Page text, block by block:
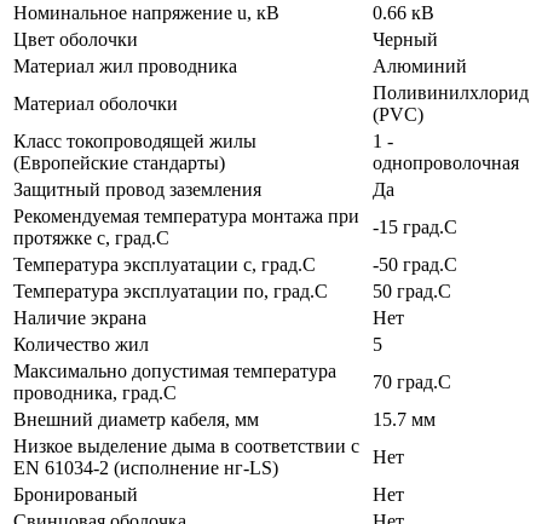
Номинальное напряжение u, кВ
0.66 кВ
Цвет оболочки
Черный
Материал жил проводника
Алюминий
Материал оболочки
Поливинилхлорид
(PVC)
Класс токопроводящей жилы
(Европейские стандарты)
1 -
однопроволочная
Защитный провод заземления
Да
Рекомендуемая температура монтажа при
протяжке с, град.C
-15 град.C
Температура эксплуатации с, град.C
-50 град.C
Температура эксплуатации по, град.C
50 град.C
Наличие экрана
Нет
Количество жил
5
Максимально допустимая температура
проводника, град.C
70 град.C
Внешний диаметр кабеля, мм
15.7 мм
Низкое выделение дыма в соответствии с
EN 61034-2 (исполнение нг-LS)
Нет
Бронированый
Нет